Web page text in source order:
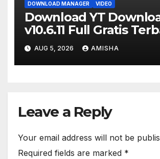
DOWNLOAD MANAGER VIDEO
Download YT
v10.6.11 Full Gratis
Version
AUG 5, 2026 AMISHA
Leave a Reply
Your email address will not be
Required fields are marked *